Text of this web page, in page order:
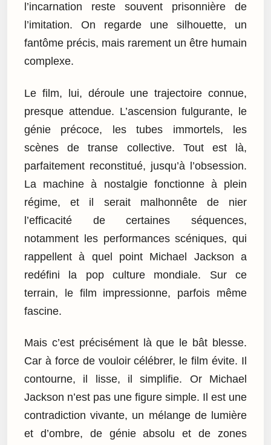
l’incarnation reste souvent prisonnière de
l’imitation. On regarde une silhouette, un
fantôme précis, mais rarement un être humain
complexe.
Le film, lui, déroule une trajectoire connue,
presque attendue. L’ascension fulgurante, le
génie précoce, les tubes immortels, les
scènes de transe collective. Tout est là,
parfaitement reconstitué, jusqu’à l’obsession.
La machine à nostalgie fonctionne à plein
régime, et il serait malhonnête de nier
l’efficacité de certaines séquences,
notamment les performances scéniques, qui
rappellent à quel point Michael Jackson a
redéfini la pop culture mondiale. Sur ce
terrain, le film impressionne, parfois même
fascine.
Mais c’est précisément là que le bât blesse.
Car à force de vouloir célébrer, le film évite. Il
contourne, il lisse, il simplifie. Or Michael
Jackson n’est pas une figure simple. Il est une
contradiction vivante, un mélange de lumière
et d’ombre, de génie absolu et de zones